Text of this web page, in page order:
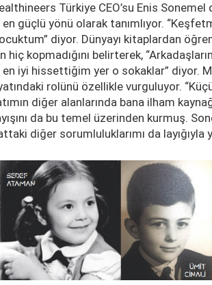
Türkiye CEO’su Enis Sonemel
güçlü yönü olarak tanımlıyor.
diyor. Dünyayı kitaplardan
hiç kopmadığını belirterek,
iyi hissettiğim yer o sokaklar” diyor.
rolünü özellikle vurguluyor.
diğer alanlarında bana ilham
da bu temel üzerinden kurmuş.
diğer sorumluluklarımı da